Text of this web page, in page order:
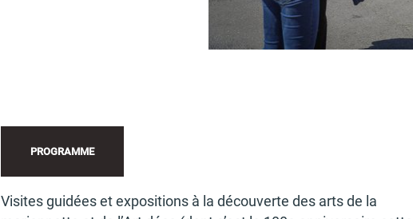
PROGRAMME
Visites guidées et expo­si­tions à la décou­verte des arts de la